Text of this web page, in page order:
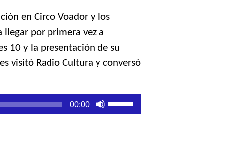
en Circo Voador y los
llegar por primera vez a
10 y la presentación de su
visitó Radio Cultura y conversó
00:00